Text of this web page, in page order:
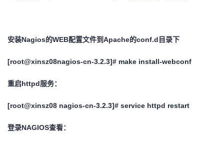
安装Nagios的WEB配置文件到Apache的conf.d目录下
[root@xinsz08nagios-cn-3.2.3]# make install-webconf
重启httpd服务：
[root@xinsz08 nagios-cn-3.2.3]# service httpd restart
登录NAGIOS查看：